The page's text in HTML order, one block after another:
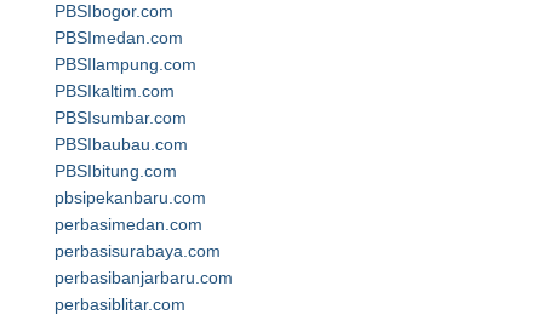
PBSIbogor.com
PBSImedan.com
PBSIlampung.com
PBSIkaltim.com
PBSIsumbar.com
PBSIbaubau.com
PBSIbitung.com
pbsipekanbaru.com
perbasimedan.com
perbasisurabaya.com
perbasibanjarbaru.com
perbasiblitar.com